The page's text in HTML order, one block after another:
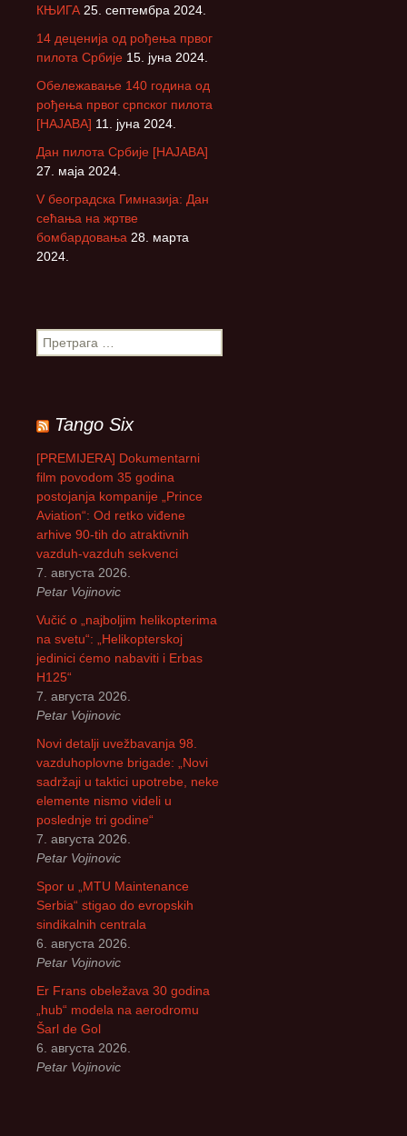
КЊИГА 25. септембра 2024.
14 деценија од рођења првог
пилота Србије 15. јуна 2024.
Обележавање 140 година од
рођења првог српског пилота
[НАЈАВА] 11. јуна 2024.
Дан пилота Србије [НАЈАВА]
27. маја 2024.
V београдска Гимназија: Дан
сећања на жртве
бомбардовања 28. марта
2024.
П
р
а
г
а
а
Tango Six
[PREMIJERA] Dokumentarni
film povodom 35 godina
postojanja kompanije „Prince
Aviation“: Od retko viđene
arhive 90-tih do atraktivnih
vazduh-vazduh sekvenci
7. августа 2026.
Petar Vojinovic
Vučić o „najboljim helikopterima
na svetu“: „Helikopterskoj
jedinici ćemo nabaviti i Erbas
H125“
7. августа 2026.
Petar Vojinovic
Novi detalji uvežbavanja 98.
vazduhoplovne brigade: „Novi
sadržaji u taktici upotrebe, neke
elemente nismo videli u
poslednje tri godine“
7. августа 2026.
Petar Vojinovic
Spor u „MTU Maintenance
Serbia“ stigao do evropskih
sindikalnih centrala
6. августа 2026.
Petar Vojinovic
Er Frans obeležava 30 godina
„hub“ modela na aerodromu
Šarl de Gol
6. августа 2026.
Petar Vojinovic